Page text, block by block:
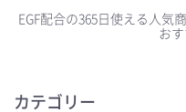
EGF配合の365日使える人気
お
カテゴリー